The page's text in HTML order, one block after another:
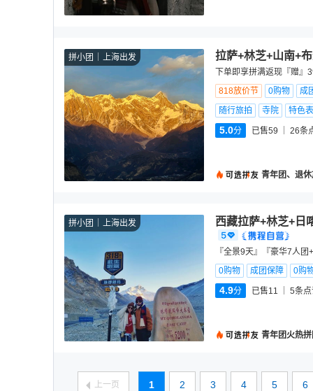
拼小团 上海出发 拉萨+林芝+山南+
下单即享拼满返现『赠
818放价节
0购物
成
随行旅拍
寺院 特色
5.0分 已售59 26条
青年团、退
拼小团 上海出发 西藏拉萨+林芝+日
『全景9天』『豪华7人
0购物
成团保障 0购
4.9分 已售11 5条
青年团火热
上一页 1 2 3 4 5 6